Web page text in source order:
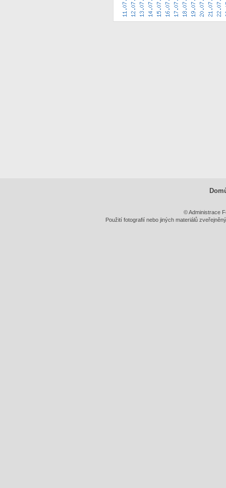
© Administrace
Použití fotografií nebo jiných materiálů